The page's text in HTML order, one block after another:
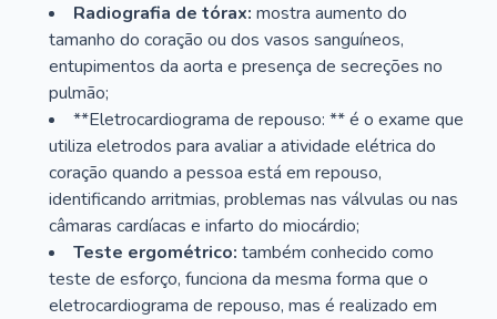
Radiografia de tórax: mostra aumento do
tamanho do coração ou dos vasos sanguíneos,
entupimentos da aorta e presença de secreções no
pulmão;
**Eletrocardiograma de repouso: ** é o exame que
utiliza eletrodos para avaliar a atividade elétrica do
coração quando a pessoa está em repouso,
identificando arritmias, problemas nas válvulas ou nas
câmaras cardíacas e infarto do miocárdio;
Teste ergométrico: também conhecido como
teste de esforço, funciona da mesma forma que o
eletrocardiograma de repouso, mas é realizado em